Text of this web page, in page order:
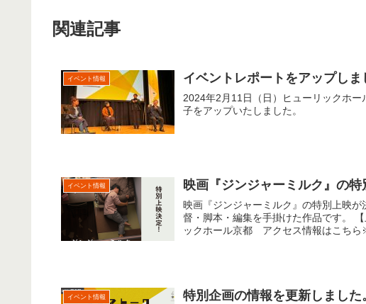
関連記事
イベント情報 イベントレポートをアップしま
2024年2月11日（日）ヒューリックホ
子をアップいたしました。
イベント情報 映画『ジンジャーミルク』の特
映画『ジンジャーミルク』の特別上映
督・脚本・編集を手掛けた作品です。
ックホール京都 アクセス情報はこちら
イベント情報 特別企画の情報を更新しました